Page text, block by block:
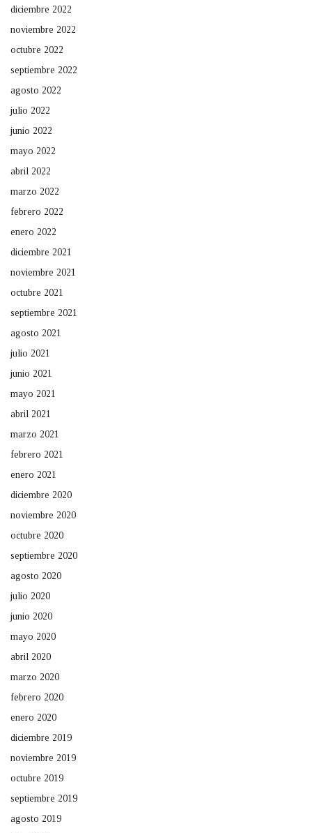
diciembre 2022
noviembre 2022
octubre 2022
septiembre 2022
agosto 2022
julio 2022
junio 2022
mayo 2022
abril 2022
marzo 2022
febrero 2022
enero 2022
diciembre 2021
noviembre 2021
octubre 2021
septiembre 2021
agosto 2021
julio 2021
junio 2021
mayo 2021
abril 2021
marzo 2021
febrero 2021
enero 2021
diciembre 2020
noviembre 2020
octubre 2020
septiembre 2020
agosto 2020
julio 2020
junio 2020
mayo 2020
abril 2020
marzo 2020
febrero 2020
enero 2020
diciembre 2019
noviembre 2019
octubre 2019
septiembre 2019
agosto 2019